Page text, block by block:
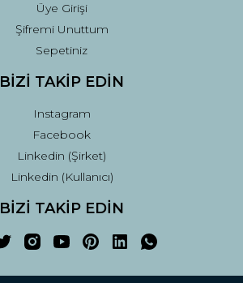
Üye Girişi
Şifremi Unuttum
Sepetiniz
BİZİ TAKİP EDİN
Instagram
Facebook
Linkedin (Şirket)
Linkedin (Kullanıcı)
BİZİ TAKİP EDİN